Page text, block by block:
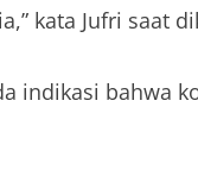
kata Jufri saat
indikasi bahwa